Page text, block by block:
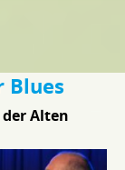
Blues
Alten